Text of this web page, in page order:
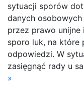
sytuacji sporów
danych
przez prawo
sporo luk, na które
odpowiedzi. W
zasięgnąć rady u
»